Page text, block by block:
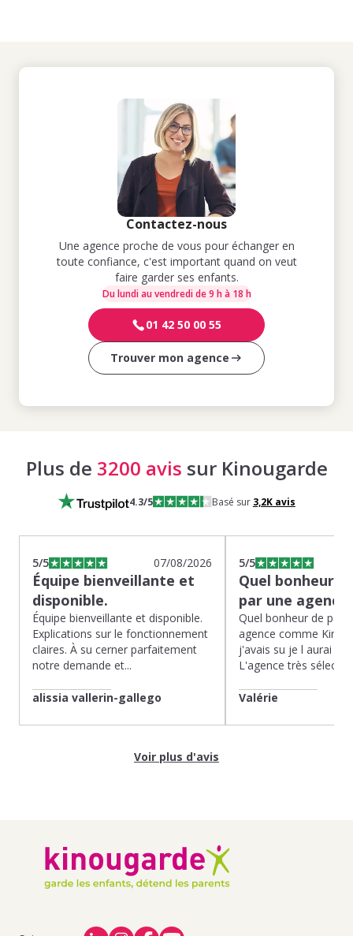
Contactez-nous
Une agence proche de vous pour échanger en
toute confiance, c'est important quand on veut
faire garder ses enfants.
Du lundi au vendredi de 9 h à 18 h
01 42 50 00 55
Trouver mon agence
Plus de 3200 avis sur Kinougarde
4.3/5 Basé sur 3,2Kavis
5/5 07/08/2026
Équipe bienveillante et
disponible.
Équipe bienveillante et disponible.
Explications sur le fonctionnement
claires. À su cerner parfaitement
notre demande et...
alissia vallerin-gallego
5/5
Quel bonheur
par une
Quel bonheur de
agence comme
j'avais su je l aurai
L'agence très
Valérie
Voir plus d'avis